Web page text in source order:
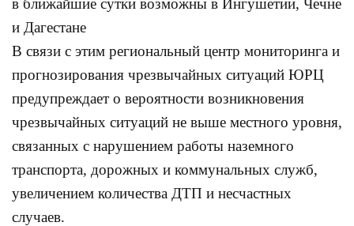
в ближайшие сутки возможны в Ингушетии, Чечне
и Дагестане
В связи с этим региональный центр мониторинга и
прогнозирования чрезвычайных ситуаций ЮРЦ
предупреждает о вероятности возникновения
чрезвычайных ситуаций не выше местного уровня,
связанных с нарушением работы наземного
транспорта, дорожных и коммунальных служб,
увеличением количества ДТП и несчастных
случаев.